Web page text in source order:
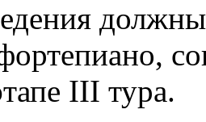
III тура.